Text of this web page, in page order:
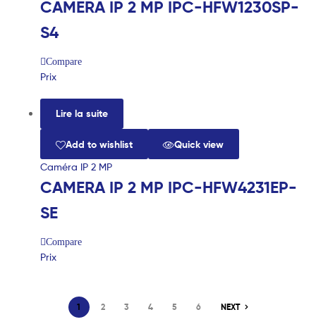
CAMERA IP 2 MP IPC-HFW1230SP-
S4
Compare
Prix
Lire la suite
Add to wishlist Quick view
Caméra IP 2 MP
CAMERA IP 2 MP IPC-HFW4231EP-
SE
Compare
Prix
1 2 3 4 5 6 NEXT